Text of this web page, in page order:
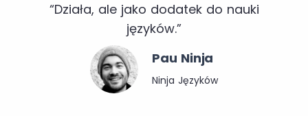
“Działa, ale jako dodatek do nauki
języków.”
Pau Ninja
Ninja Języków